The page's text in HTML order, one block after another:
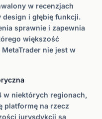
w recenzjach
i głębię funkcji.
sprawnie i zapewnia
większość
nie jest w
w niektórych regionach,
platformę na rzecz
jurysdykcji są